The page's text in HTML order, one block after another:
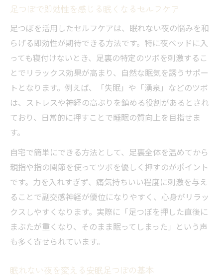
足つぼで副交感神経を優位にする仕組み解
説
眠くなる足つぼ刺激と睡眠の質向上の関係
睡眠障害に効く足つぼで心身のリラックス
促進
即効性を持つツボで安眠へ導く実践法
副交感神経と足つぼの相乗効果を実感する
方法
不眠症改善に効果的な足つぼ一覧と特徴
睡眠障害におすすめの足つぼ部位と選び方
眠くなるツボ足の押し方と感じ方のポイン
ト
失眠など足裏のツボが持つ安眠効果の秘密
足つぼ刺激で即効性を感じた安眠実例紹介
足つぼで即効性を感じる眠くなるセルフケア
足つぼを活用したセルフケアは、眠れない夜の悩みを和
らげる即効性が期待できる方法です。特に夜ベッドに入
っても寝付けないとき、足裏の特定のツボを刺激するこ
とでリラックス効果が高まり、自然な眠気を誘うサポー
トとなります。例えば、「失眠」や「湧泉」などのツボ
は、ストレスや神経の高ぶりを鎮める役割があるとされ
ており、日常的に押すことで睡眠の質向上を目指せま
す。
自宅で簡単にできる方法として、足裏全体を温めてから
親指や指の関節を使ってツボを優しく押すのがポイント
です。力を入れすぎず、痛気持ちいい程度に刺激を与え
ることで副交感神経が優位になりやすく、心身がリラッ
クスしやすくなります。実際に「足つぼを押した直後に
まぶたが重くなり、そのまま眠ってしまった」という声
も多く寄せられています。
眠れない夜を変える安眠足つぼの基本